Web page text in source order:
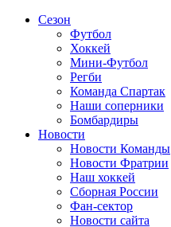
Сезон
Футбол
Хоккей
Мини-Футбол
Регби
Команда Спартак
Наши соперники
Бомбардиры
Новости
Новости Команды
Новости Фратрии
Наш хоккей
Сборная России
Фан-cектор
Новости сайта